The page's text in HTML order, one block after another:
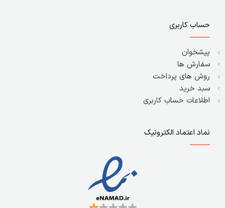
حساب کاربری
پیشخوان
سفارش ها
روش های پرداخت
سبد خرید
اطلاعات حساب کاربری
نماد اعتماد الکترونیک